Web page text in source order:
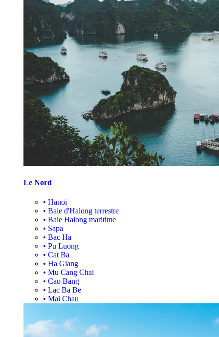
Le Nord
• Hanoi
• Baie d'Halong terrestre
• Baie Halong maritime
• Sapa
• Bac Ha
• Pu Luong
• Cat Ba
• Ha Giang
• Mu Cang Chai
• Cao Bang
• Lac Ba Be
• Mai Chau